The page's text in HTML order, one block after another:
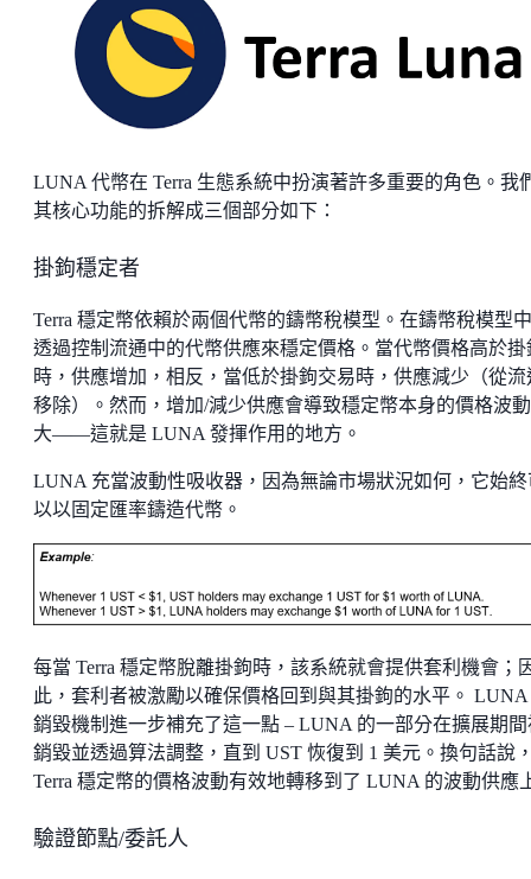
LUNA 代幣在 Terra 生態系統中扮演著許多重要的角色。我
其核心功能的拆解成三個部分如下：
掛鉤穩定者
Terra 穩定幣依賴於兩個代幣的鑄幣稅模型。在鑄幣稅模型
透過控制流通中的代幣供應來穩定價格。當代幣價格高於掛
時，供應增加，相反，當低於掛鉤交易時，供應減少（從流
移除）。然而，增加/減少供應會導致穩定幣本身的價格波
大——這就是 LUNA 發揮作用的地方。
LUNA 充當波動性吸收器，因為無論市場狀況如何，它始終
以以固定匯率鑄造代幣。
每當 Terra 穩定幣脫離掛鉤時，該系統就會提供套利機會；
此，套利者被激勵以確保價格回到與其掛鉤的水平。 LUNA
銷毀機制進一步補充了這一點 – LUNA 的一部分在擴展期間
銷毀並透過算法調整，直到 UST 恢復到 1 美元。換句話說
Terra 穩定幣的價格波動有效地轉移到了 LUNA 的波動供應
驗證節點/委託人